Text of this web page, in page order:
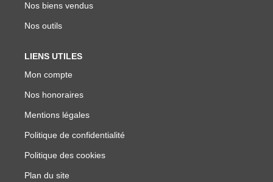
Nos biens vendus
Nos outils
LIENS UTILES
Mon compte
Nos honoraires
Mentions légales
Politique de confidentialité
Politique des cookies
Plan du site